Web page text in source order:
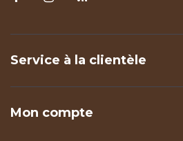
Service à la clientèle
Mon compte